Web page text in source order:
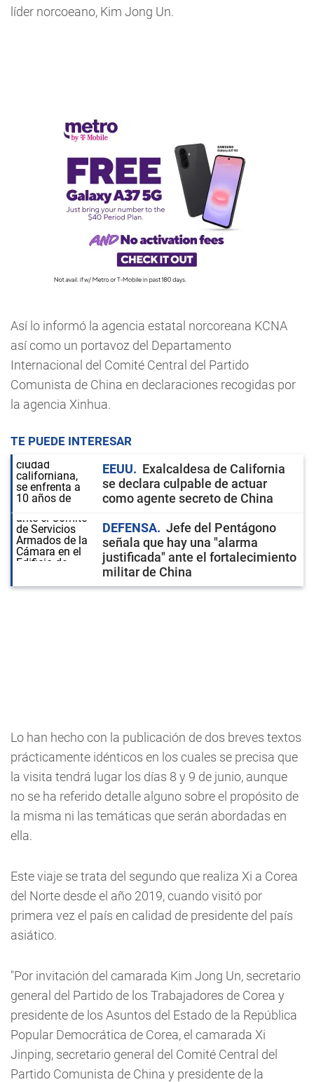
líder norcoeano, Kim Jong Un.
Así lo informó la agencia estatal norcoreana KCNA
así como un portavoz del Departamento
Internacional del Comité Central del Partido
Comunista de China en declaraciones recogidas por
la agencia Xinhua.
TE PUEDE INTERESAR
EEUU
Exalcaldesa de California
se declara culpable de actuar
como agente secreto de China
DEFENSA
Jefe del Pentágono
señala que hay una "alarma
justificada" ante el fortalecimiento
militar de China
Lo han hecho con la publicación de dos breves textos
prácticamente idénticos en los cuales se precisa que
la visita tendrá lugar los días 8 y 9 de junio, aunque
no se ha referido detalle alguno sobre el propósito de
la misma ni las temáticas que serán abordadas en
ella.
Este viaje se trata del segundo que realiza Xi a Corea
del Norte desde el año 2019, cuando visitó por
primera vez el país en calidad de presidente del país
asiático.
"Por invitación del camarada Kim Jong Un, secretario
general del Partido de los Trabajadores de Corea y
presidente de los Asuntos del Estado de la República
Popular Democrática de Corea, el camarada Xi
Jinping, secretario general del Comité Central del
Partido Comunista de China y presidente de la